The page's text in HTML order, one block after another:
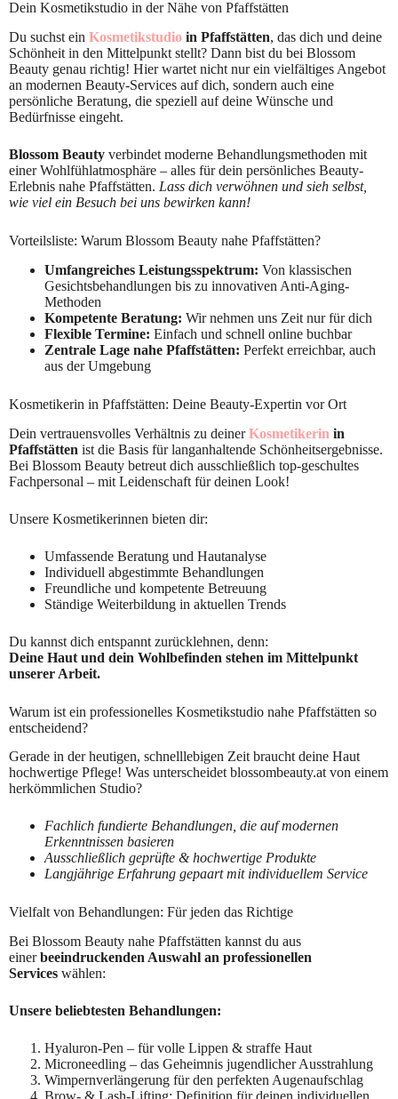
Dein Kosmetikstudio in der Nähe von Pfaffstätten
Du suchst ein Kosmetikstudio in Pfaffstätten, das dich und deine
Schönheit in den Mittelpunkt stellt? Dann bist du bei Blossom
Beauty genau richtig! Hier wartet nicht nur ein vielfältiges Angebot
an modernen Beauty-Services auf dich, sondern auch eine
persönliche Beratung, die speziell auf deine Wünsche und
Bedürfnisse eingeht.
Blossom Beauty verbindet moderne Behandlungsmethoden mit
einer Wohlfühlatmosphäre – alles für dein persönliches Beauty-
Erlebnis nahe Pfaffstätten. Lass dich verwöhnen und sieh selbst,
wie viel ein Besuch bei uns bewirken kann!
Vorteilsliste: Warum Blossom Beauty nahe Pfaffstätten?
Umfangreiches Leistungsspektrum: Von klassischen
Gesichtsbehandlungen bis zu innovativen Anti-Aging-
Methoden
Kompetente Beratung: Wir nehmen uns Zeit nur für dich
Flexible Termine: Einfach und schnell online buchbar
Zentrale Lage nahe Pfaffstätten: Perfekt erreichbar, auch
aus der Umgebung
Kosmetikerin in Pfaffstätten: Deine Beauty-Expertin vor Ort
Dein vertrauensvolles Verhältnis zu deinerKosmetikerin in
Pfaffstätten ist die Basis für langanhaltende Schönheitsergebnisse.
Bei Blossom Beauty betreut dich ausschließlich top-geschultes
Fachpersonal – mit Leidenschaft für deinen Look!
Unsere Kosmetikerinnen bieten dir:
Umfassende Beratung und Hautanalyse
Individuell abgestimmte Behandlungen
Freundliche und kompetente Betreuung
Ständige Weiterbildung in aktuellen Trends
Du kannst dich entspannt zurücklehnen, denn:
Deine Haut und dein Wohlbefinden stehen im Mittelpunkt
unserer Arbeit.
Warum ist ein professionelles Kosmetikstudio nahe Pfaffstätten so
entscheidend?
Gerade in der heutigen, schnelllebigen Zeit braucht deine Haut
hochwertige Pflege! Was unterscheidet blossombeauty.at von einem
herkömmlichen Studio?
Fachlich fundierte Behandlungen, die auf modernen
Erkenntnissen basieren
Ausschließlich geprüfte & hochwertige Produkte
Langjährige Erfahrung gepaart mit individuellem Service
Vielfalt von Behandlungen: Für jeden das Richtige
Bei Blossom Beauty nahe Pfaffstätten kannst du aus
einerbeeindruckenden Auswahl an professionellen
Services wählen:
Unsere beliebtesten Behandlungen:
Hyaluron-Pen – für volle Lippen & straffe Haut
Microneedling – das Geheimnis jugendlicher Ausstrahlung
Wimpernverlängerung für den perfekten Augenaufschlag